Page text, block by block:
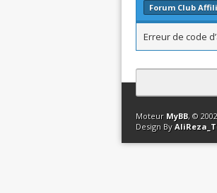
Forum Club
Erreur de code
Contact Club
Moteur MyBB, ©
Design By